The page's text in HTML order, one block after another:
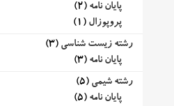
پایان نامه (2)
پروپوزال (1)
رشته زیست شناسی (3)
پایان نامه (3)
رشته شیمی (5)
پایان نامه (5)